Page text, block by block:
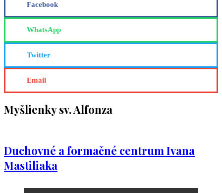
Facebook
WhatsApp
Twitter
Email
Myšlienky sv. Alfonza
Duchovné a formačné centrum Ivana
Mastiliaka